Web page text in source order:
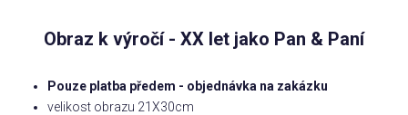
Obraz k výročí - XX let jako Pan & Paní
Pouze platba předem - objednávka na zakázku
velikost obrazu 21X30cm